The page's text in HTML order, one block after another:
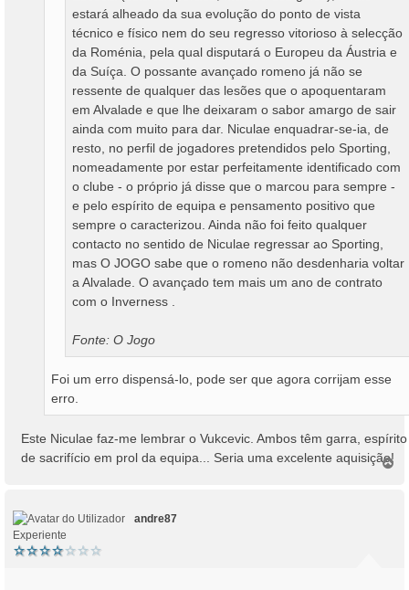
estará alheado da sua evolução do ponto de vista
técnico e físico nem do seu regresso vitorioso à selecção
da Roménia, pela qual disputará o Europeu da Áustria e
da Suíça. O possante avançado romeno já não se
ressente de qualquer das lesões que o apoquentaram
em Alvalade e que lhe deixaram o sabor amargo de sair
ainda com muito para dar. Niculae enquadrar-se-ia, de
resto, no perfil de jogadores pretendidos pelo Sporting,
nomeadamente por estar perfeitamente identificado com
o clube - o próprio já disse que o marcou para sempre -
e pelo espírito de equipa e pensamento positivo que
sempre o caracterizou. Ainda não foi feito qualquer
contacto no sentido de Niculae regressar ao Sporting,
mas O JOGO sabe que o romeno não desdenharia voltar
a Alvalade. O avançado tem mais um ano de contrato
com o Inverness .
Fonte: O Jogo
Foi um erro dispensá-lo, pode ser que agora corrijam esse
erro.
Este Niculae faz-me lembrar o Vukcevic. Ambos têm garra, espírito
de sacrifício em prol da equipa... Seria uma excelente aquisição!
andre87
Experiente